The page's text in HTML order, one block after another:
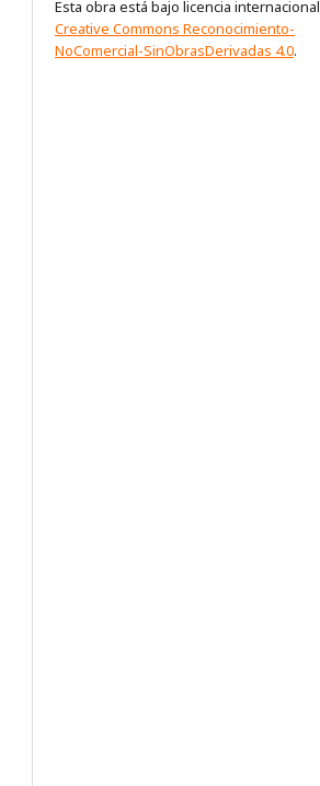
Esta obra está bajo licencia internacional
Creative Commons Reconocimiento-
NoComercial-SinObrasDerivadas 4.0.